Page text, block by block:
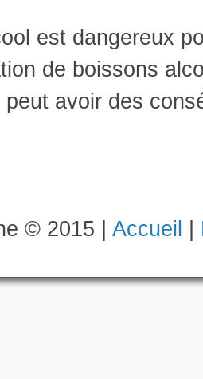
est dangereux
de boissons
avoir des
© 2015 | Accueil